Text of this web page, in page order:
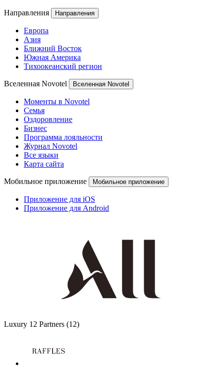
Направления Направления
Европа
Азия
Ближний Восток
Южная Америка
Тихоокеанский регион
Вселенная Novotel Вселенная Novotel
Моменты в Novotel
Семья
Оздоровление
Бизнес
Программа лояльности
Журнал Novotel
Все языки
Карта сайта
Мобильное приложение Мобильное приложение
Приложение для iOS
Приложение для Android
Luxury 12 Partners (12)